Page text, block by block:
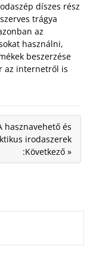
díszes rész
trágya
az
használni,
beszerzése
az internetről is
hasznavehető és
irodaszerek
:Következő »